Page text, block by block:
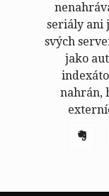
seriály ani
svých
jako
nahrán,